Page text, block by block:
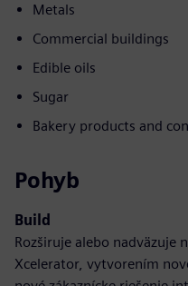
Metals
Commercial buildings
Edible oils
Sugar
Bakery products and
Pohyb
Build
Rozširuje alebo nadväzuje
Xcelerator, vytvorením